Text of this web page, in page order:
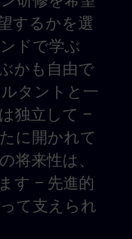
するかを選
ドで学ぶ
かも自由で
タントと一
独立して –
に開かれて
将来性は、
す – 先進的
て支えられ